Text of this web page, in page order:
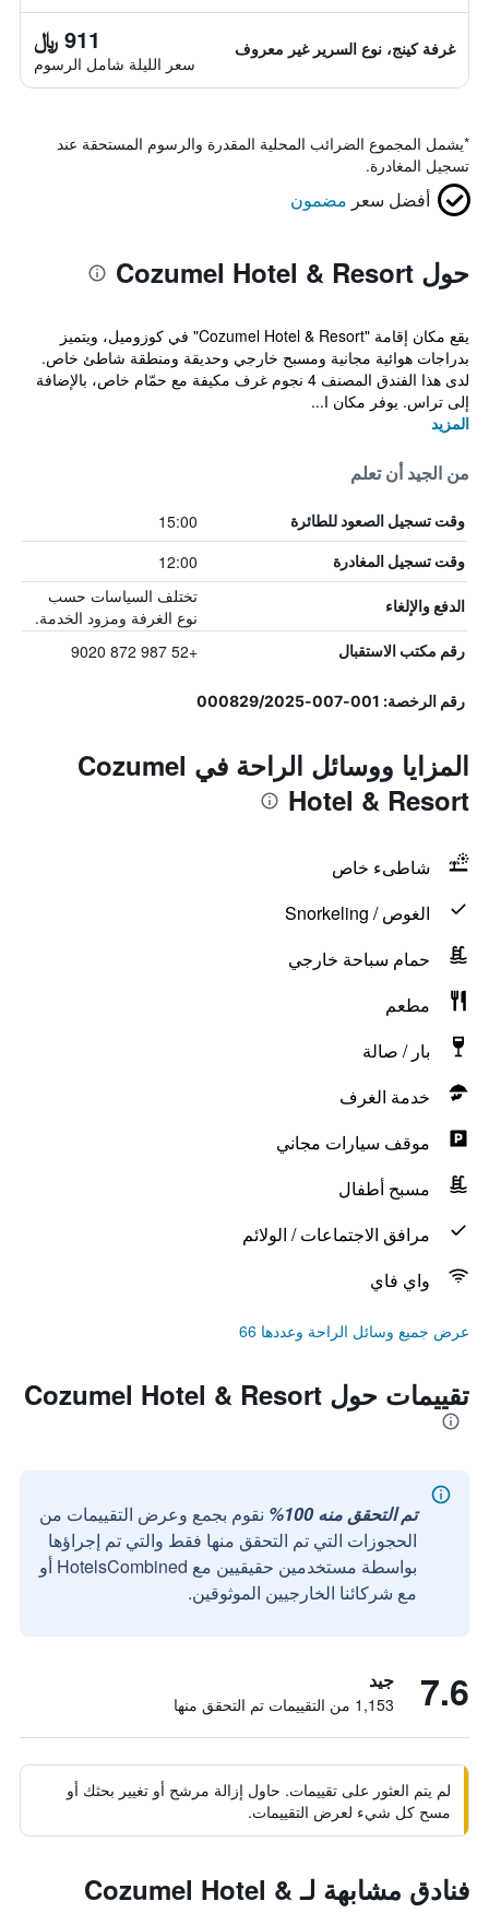
غرفة كينج، نوع السرير غير معروف 911 ﷼
سعر الليلة شامل الرسوم
*يشمل المجموع الضرائب المحلية المقدرة والرسوم المستحقة عند
تسجيل المغادرة.
أفضل سعر مضمون
حول Cozumel Hotel & Resort
يقع مكان إقامة "Cozumel Hotel & Resort" في كوزوميل، ويتميز
بدراجات هوائية مجانية ومسبح خارجي وحديقة ومنطقة شاطئ خاص.
لدى هذا الفندق المصنف 4 نجوم غرف مكيفة مع حمّام خاص، بالإضافة
إلى تراس. يوفر مكان ا...
المزيد
من الجيد أن تعلم
وقت تسجيل الصعود للطائرة 15:00
وقت تسجيل المغادرة 12:00
الدفع والإلغاء
تختلف السياسات حسب
نوع الغرفة ومزود الخدمة.
رقم مكتب الاستقبال +52 987 872 9020
رقم الرخصة: 001-007-000829/2025
المزايا ووسائل الراحة في Cozumel
Hotel & Resort
شاطىء خاص
الغوص / Snorkeling
حمام سباحة خارجي
مطعم
بار / صالة
خدمة الغرف
موقف سيارات مجاني
مسبح أطفال
مرافق الاجتماعات / الولائم
واي فاي
عرض جميع وسائل الراحة وعددها 66
تقييمات حول Cozumel Hotel & Resort
تم التحقق منه 100%
نقوم بجمع وعرض التقييمات من
الحجوزات التي تم التحقق منها فقط والتي تم إجراؤها
بواسطة مستخدمين حقيقيين مع HotelsCombined أو
مع شركائنا الخارجيين الموثوقين.
7.6 جيد
1,153 من التقييمات تم التحقق منها
لم يتم العثور على تقييمات. حاول إزالة مرشح أو تغيير بحثك أو
مسح كل شيء لعرض التقييمات.
فنادق مشابهة لـ Cozumel Hotel &